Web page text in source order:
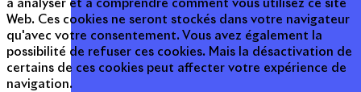
à analyser et à comprendre comment vous utilisez ce site
Web. Ces cookies ne seront stockés dans votre navigateur
qu'avec votre consentement. Vous avez également la
possibilité de refuser ces cookies. Mais la désactivation de
certains de ces cookies peut affecter votre expérience de
navigation.